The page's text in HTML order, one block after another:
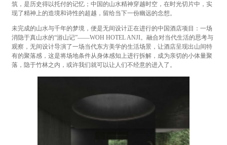
筑，是历史得以托付的记忆；中国的山水精神穿越时空，在时光切片中，实
现了精神上的造境和诗性的超越，留给当下一份幽远的念想。
未完成的山水与千年的梦境，便是无间设计正在进行的中国酒店项目：一场
消隐于真山水的“游山记”——WOH HOTEL ANJI。融合对当代生活的思考与
观察，无间设计导演了一场当代东方美学的生活场景，让酒店呈现出山间特
有的聚落感，这是将场地条件从身体感知上进行拆解，成为亲切的小体量聚
落，隐于竹林之内，或许我们就可以让人们不经意的进入了。